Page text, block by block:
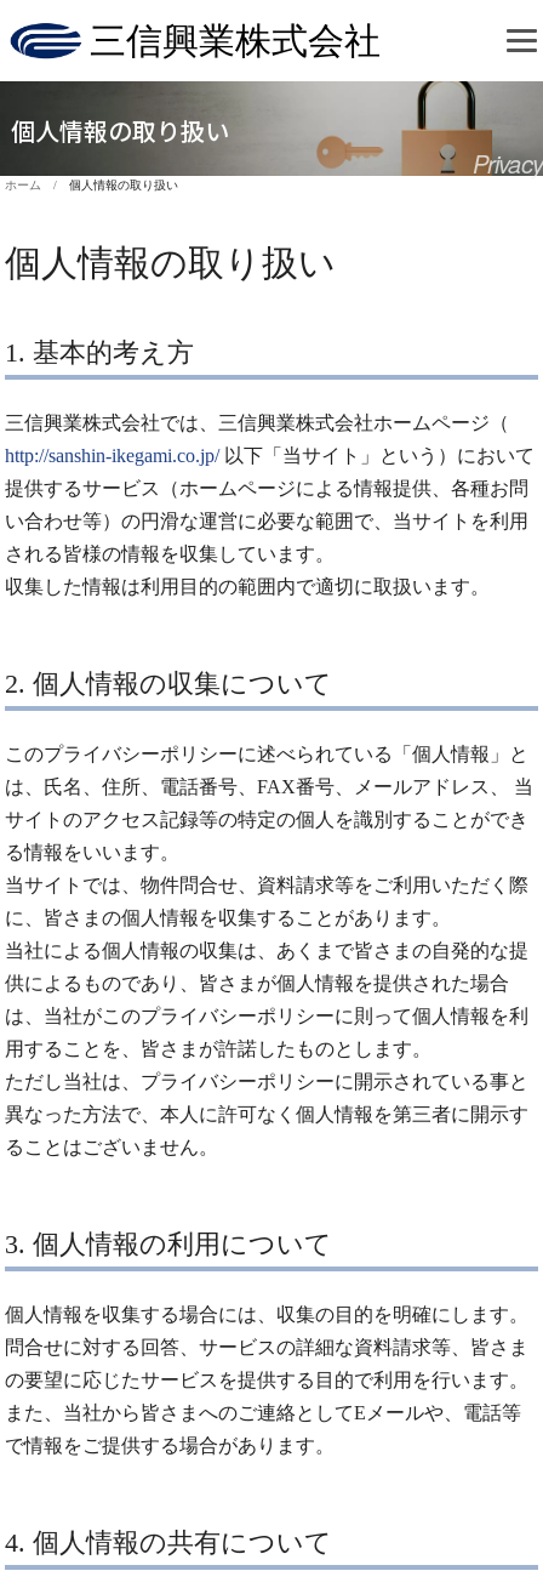
三信興業株式会社
個人情報の取り扱い
Privacy
ホーム /個人情報の取り扱い
個人情報の取り扱い
1. 基本的考え方
三信興業株式会社では、三信興業株式会社ホームページ（
http://sanshin-ikegami.co.jp/以下「当サイト」という）において
提供するサービス（ホームページによる情報提供、各種お問
い合わせ等）の円滑な運営に必要な範囲で、当サイトを利用
される皆様の情報を収集しています。
収集した情報は利用目的の範囲内で適切に取扱います。
2. 個人情報の収集について
このプライバシーポリシーに述べられている「個人情報」と
は、氏名、住所、電話番号、FAX番号、メールアドレス、 当
サイトのアクセス記録等の特定の個人を識別することができ
る情報をいいます。
当サイトでは、物件問合せ、資料請求等をご利用いただく際
に、皆さまの個人情報を収集することがあります。
当社による個人情報の収集は、あくまで皆さまの自発的な提
供によるものであり、皆さまが個人情報を提供された場合
は、当社がこのプライバシーポリシーに則って個人情報を利
用することを、皆さまが許諾したものとします。
ただし当社は、プライバシーポリシーに開示されている事と
異なった方法で、本人に許可なく個人情報を第三者に開示す
ることはございません。
3. 個人情報の利用について
個人情報を収集する場合には、収集の目的を明確にします。
問合せに対する回答、サービスの詳細な資料請求等、皆さま
の要望に応じたサービスを提供する目的で利用を行います。
また、当社から皆さまへのご連絡としてEメールや、電話等
で情報をご提供する場合があります。
4. 個人情報の共有について